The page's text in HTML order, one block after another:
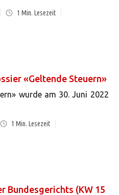
1 Min. Lesezeit
«Geltende Steuern»
wurde am 30. Juni 2022
1 Min. Lesezeit
Bundesgerichts (KW 15